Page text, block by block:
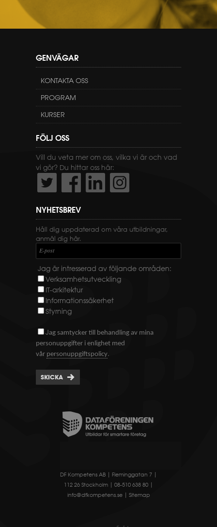
GENVÄGAR
KONTAKTA OSS
PROGRAM
KURSER
FÖLJ OSS
Vill du veta mer om oss, vilka vi är och vad
vi gör? Du hittar oss här:
NYHETSBREV
Håll dig uppdaterad om våra utbildningar,
anmäl dig här.
E-post
Jag är intresserad av följande områden:
Verksamhetsutveckling
IT-arkitektur
Informationssäkerhet
Styrning
Jag samtycker till behandling av mina
personuppgifter i enlighet med
vår personuppgiftspolicy.
SKICKA
DF Kompetens AB | Fleminggatan 7 |
112 26 Stockholm | 08-510 638 80 |
info@dfkompetens.se| Sitemap